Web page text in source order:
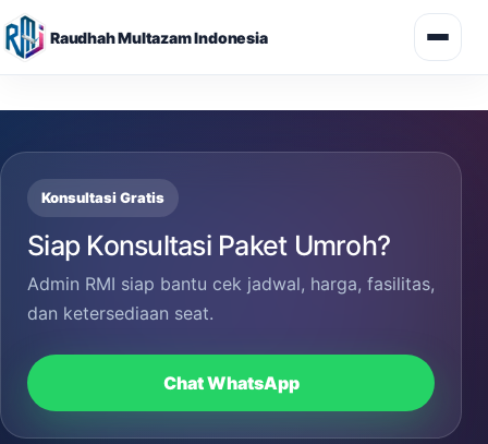
Raudhah Multazam Indonesia
to
Konsultasi Gratis
Siap Konsultasi Paket Umroh?
Admin RMI siap bantu cek jadwal, harga, fasilitas,
dan ketersediaan seat.
Chat WhatsApp